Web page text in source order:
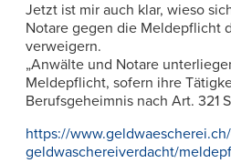
Jetzt ist mir auch klar, wieso
Notare gegen die Meldepflicht
verweigern.
„Anwälte und Notare
Meldepflicht, sofern ihre
Berufsgeheimnis nach Art. 321
https://
geldwaschereiverdacht/